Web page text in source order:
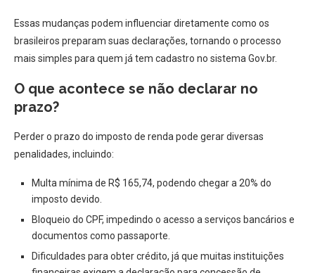
Essas mudanças podem influenciar diretamente como os
brasileiros preparam suas declarações, tornando o processo
mais simples para quem já tem cadastro no sistema Gov.br.
O que acontece se não declarar no
prazo?
Perder o prazo do imposto de renda pode gerar diversas
penalidades, incluindo:
Multa mínima de R$ 165,74, podendo chegar a 20% do
imposto devido.
Bloqueio do CPF, impedindo o acesso a serviços bancários e
documentos como passaporte.
Dificuldades para obter crédito, já que muitas instituições